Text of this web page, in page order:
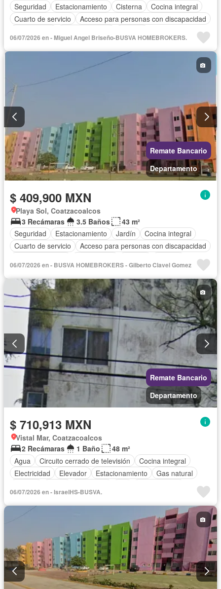
Seguridad
Estacionamiento Cisterna
Cocina integral
Cuarto de servicio
Acceso para personas con discapacidad
Circuito cerrado de televisión
Electricidad
Agua
Televisión por cable
Sin amueblar
06/07/2026 en - Miguel Angel Briseño-BUSVA HOMEBROKERS.
Remate Bancario
Departamento
$ 409,900 MXN
Playa Sol, Coatzacoalcos
3 Recámaras
3.5 Baños
43 m²
Seguridad
Estacionamiento Jardín
Cocina integral
Cuarto de servicio
Acceso para personas con discapacidad
Circuito cerrado de televisión
Electricidad
Agua
Cuarto de Limpieza
Televisión por cable
Gas natural
Zonas verdes
Despacho
Vista panorámica
Recámara con closet
Caseta de vigilancia Sin amueblar
06/07/2026 en - BUSVA HOMEBROKERS - Gilberto Clavel Gomez
Remate Bancario
Departamento
$ 710,913 MXN
Vistal Mar, Coatzacoalcos
2 Recámaras
1 Baño
48 m²
Agua
Circuito cerrado de televisión
Cocina integral
Electricidad
Elevador Estacionamiento
Gas natural
Sin amueblar
06/07/2026 en - IsraelHS-BUSVA.